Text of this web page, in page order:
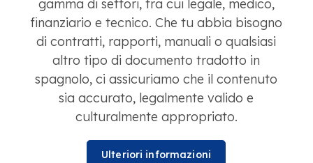
gamma di settori, tra cui legale, medico,
finanziario e tecnico. Che tu abbia bisogno
di contratti, rapporti, manuali o qualsiasi
altro tipo di documento tradotto in
spagnolo, ci assicuriamo che il contenuto
sia accurato, legalmente valido e
culturalmente appropriato.
Ulteriori informazioni